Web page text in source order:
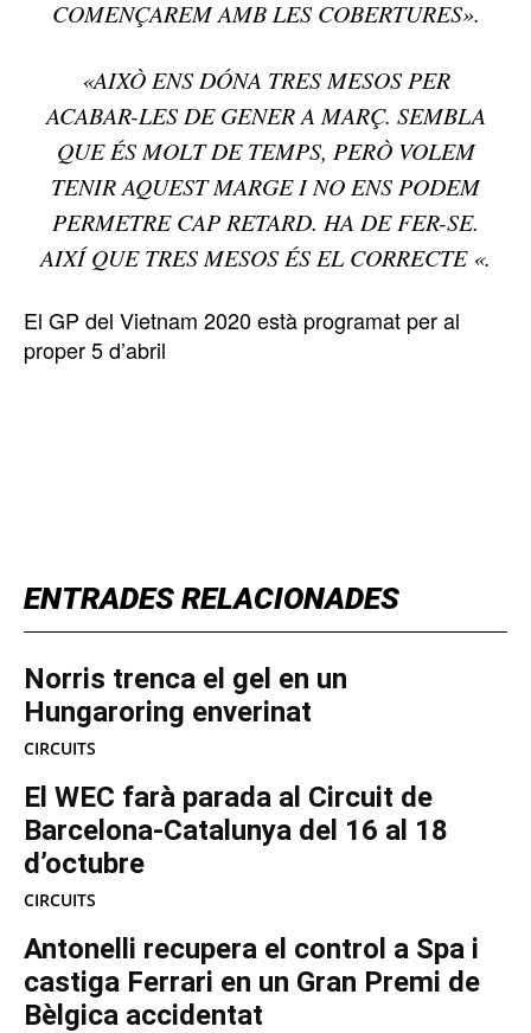
ENTRADES RELACIONADES
Norris trenca el gel en un
Hungaroring enverinat
CIRCUITS
El WEC farà parada al Circuit de
Barcelona-Catalunya del 16 al 18
d’octubre
CIRCUITS
Antonelli recupera el control a Spa i
castiga Ferrari en un Gran Premi de
Bèlgica accidentat
COMENÇAREM AMB LES COBERTURES».
«AIXÒ ENS DÓNA TRES MESOS PER
ACABAR-LES DE GENER A MARÇ. SEMBLA
QUE ÉS MOLT DE TEMPS, PERÒ VOLEM
TENIR AQUEST MARGE I NO ENS PODEM
PERMETRE CAP RETARD. HA DE FER-SE.
AIXÍ QUE TRES MESOS ÉS EL CORRECTE «.
El GP del Vietnam 2020 està programat per al
proper 5 d’abril